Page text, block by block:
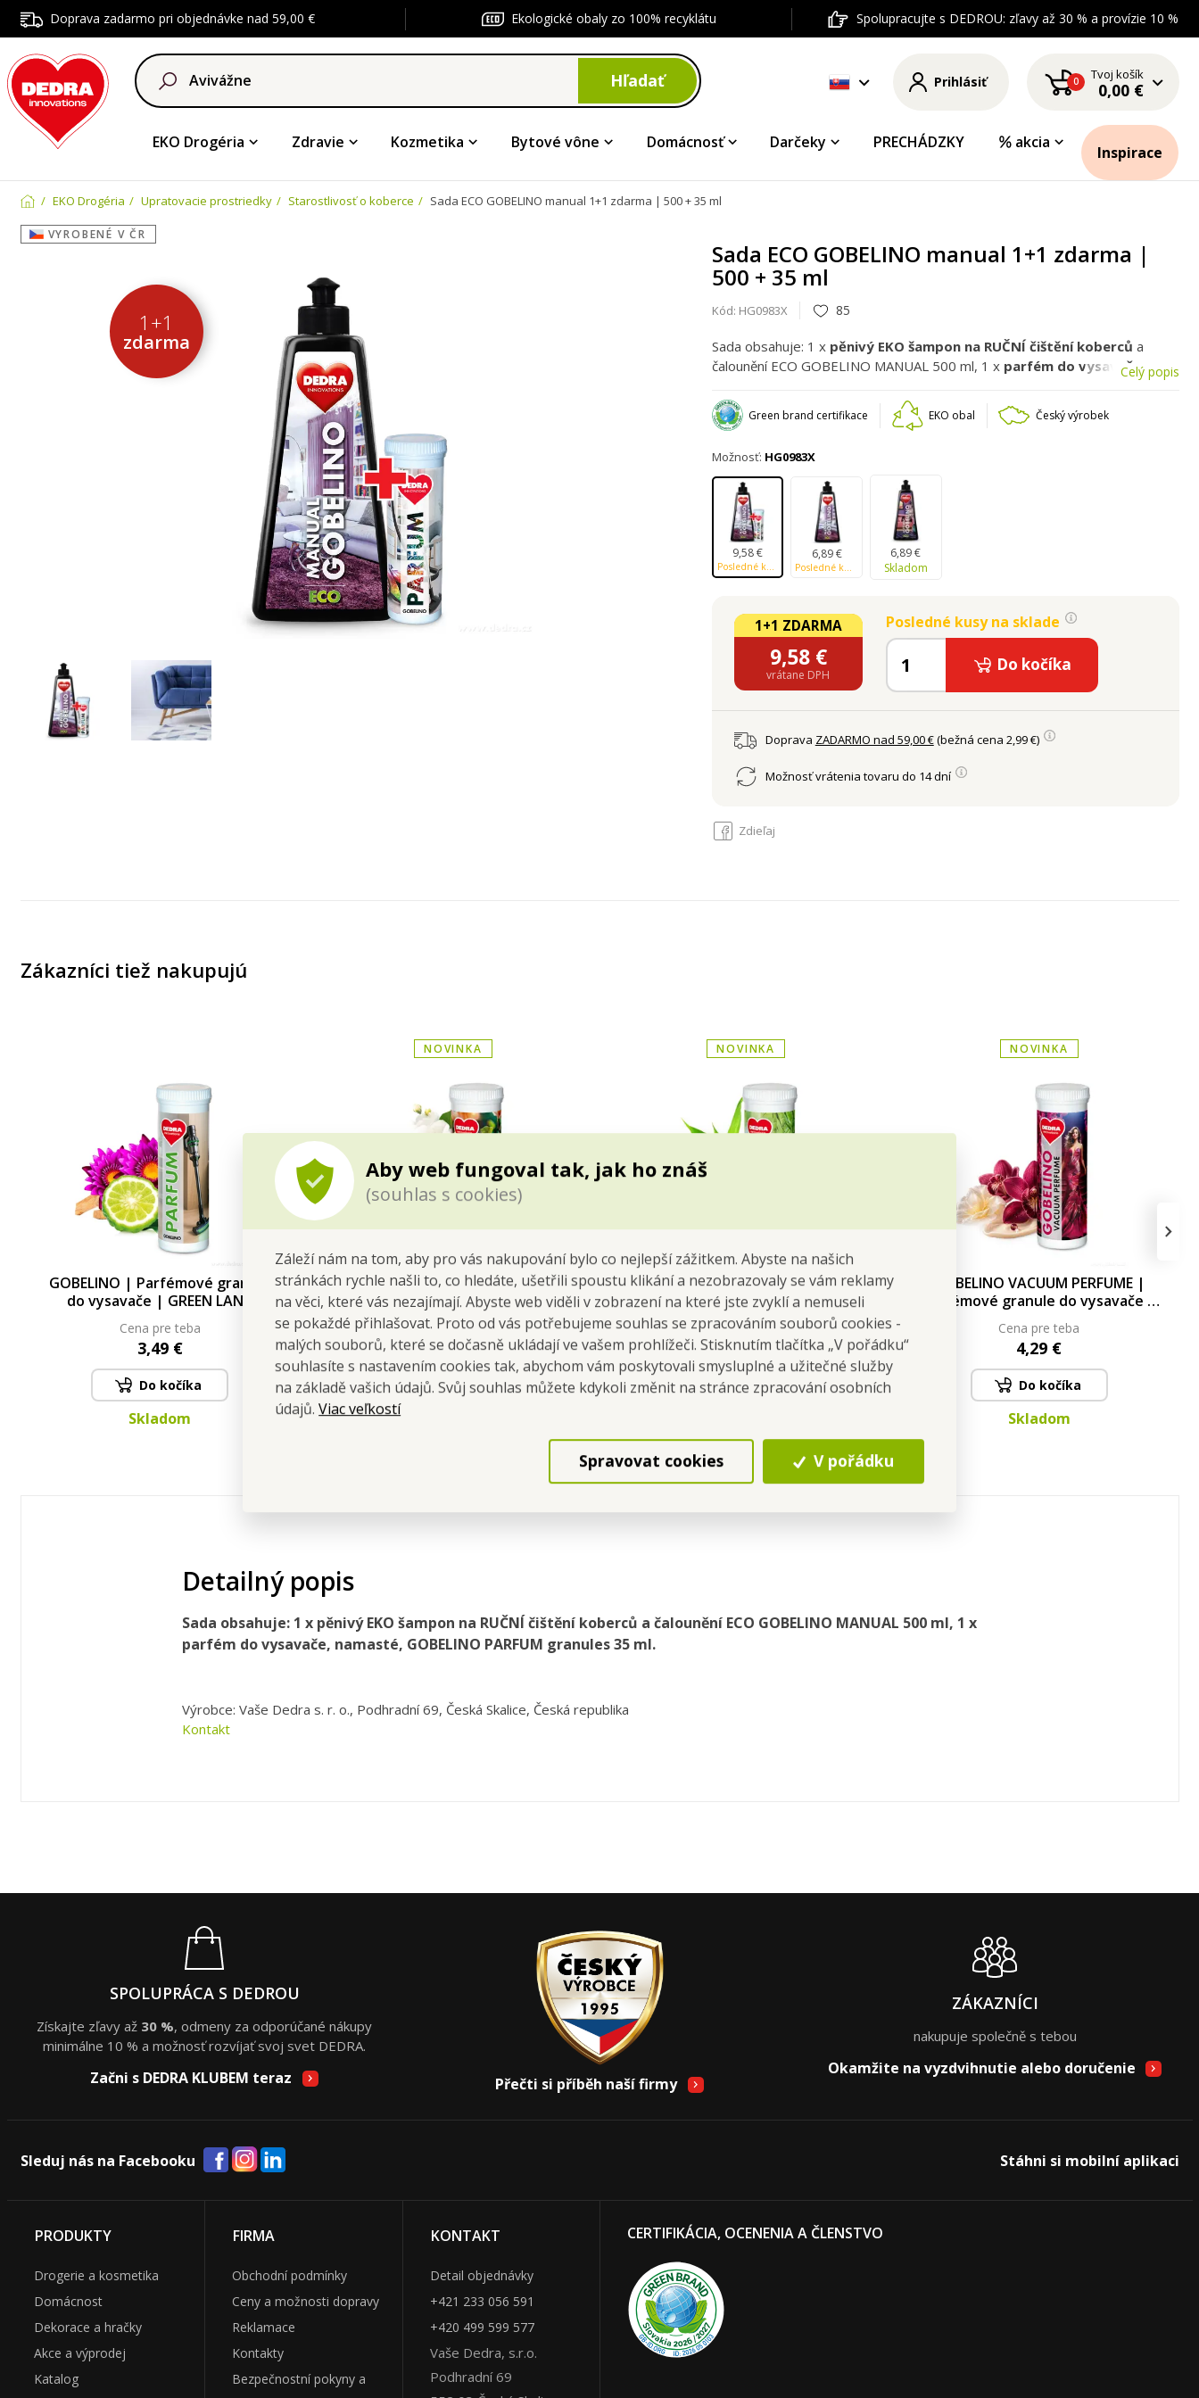
Doprava zadarmo pri objednávke nad 59,00 € Ekologické obaly zo 100% recyklátu Spolupracujte s DEDROU: zľavy až 30 % a provízie 10 %
Hľadať Prihlásiť 0 Tvoj košík
0,00 €
EKO Drogéria Zdravie Kozmetika Bytové vône Domácnosť Darčeky PRECHÁDZKY akcia
Inspirace
Aby web fungoval tak, jak ho znáš
(souhlas s cookies)
Záleží nám na tom, aby pro vás nakupování bylo co nejlepší zážitkem. Abyste na našich
stránkách rychle našli to, co hledáte, ušetřili spoustu klikání a nezobrazovaly se vám reklamy
na věci, které vás nezajímají. Abyste web viděli v zobrazení na které jste zvyklí a nemuseli
se pokaždé přihlašovat. Proto od vás potřebujeme souhlas se zpracováním souborů cookies -
malých souborů, které se dočasně ukládají ve vašem prohlížeči. Stisknutím tlačítka „V pořádku“
souhlasíte s nastavením cookies tak, abychom vám poskytovali smysluplné a užitečné služby
na základě vašich údajů. Svůj souhlas můžete kdykoli změnit na stránce zpracování osobních
údajů.Viac veľkostí
Spravovat cookies V pořádku
EKO Drogéria Upratovacie prostriedky Starostlivosť o koberce Sada ECO GOBELINO manual 1+1 zdarma | 500 + 35 ml
VYROBENÉ V ČR
1+1
zdarma
Sada ECO GOBELINO manual 1+1 zdarma |
500 + 35 ml
Kód: HG0983X 85
Sada obsahuje: 1 x pěnivý EKO šampon na RUČNÍ čištění koberců a
čalounění ECO GOBELINO MANUAL 500 ml, 1 x parfém do vysavače,
Celý popis
Green brand certifikace EKO obal Český výrobek
Možnosť: HG0983X
9,58 €
Posledné kusy na sklade
6,89 €
Posledné kusy na sklade
6,89 €
Skladom
1+1 ZDARMA
9,58 €
vrátane DPH
Posledné kusy na sklade
Do kočíka
Doprava ZADARMO nad 59,00 €(bežná cena 2,99 €)
Možnosť vrátenia tovaru do 14 dní
Zdieľaj
Zákazníci tiež nakupujú
GOBELINO | Parfémové granule
do vysavače | GREEN LAND
Cena pre teba
3,49 €
Do kočíka
Skladom
NOVINKA
GOBELINO VACUUM PERFUME |
Parfémové granule do vysavače |
AMBROSIA | 35 ml
Cena pre teba
4,29 €
Do kočíka
NOVINKA
GOBELINO VACUUM PERFUME |
Parfémové granule do vysavače |
ZAZEN | 35 ml
Cena pre teba
4,29 €
Do kočíka
NOVINKA
GOBELINO VACUUM PERFUME |
Parfémové granule do vysavače |
LILA FASHION | 35 ml
Cena pre teba
4,29 €
Do kočíka
Skladom
›
Detailný popis
Sada obsahuje: 1 x pěnivý EKO šampon na RUČNÍ čištění koberců a čalounění ECO GOBELINO MANUAL 500 ml, 1 x
parfém do vysavače, namasté, GOBELINO PARFUM granules 35 ml.
Výrobce: Vaše Dedra s. r. o., Podhradní 69, Česká Skalice, Česká republika
Kontakt
SPOLUPRÁCA S DEDROU
Získajte zľavy až 30 %, odmeny za odporúčané nákupy
minimálne 10 % a možnosť rozvíjať svoj svet DEDRA.
Začni s DEDRA KLUBEM teraz Přečti si příběh naší firmy
ZÁKAZNÍCI
nakupuje společně s tebou
Okamžite na vyzdvihnutie alebo doručenie
Sleduj nás na Facebooku Stáhni si mobilní aplikaci
PRODUKTY
Drogerie a kosmetika
Domácnost
Dekorace a hračky
Akce a výprodej
Katalog
FIRMA
Obchodní podmínky
Ceny a možnosti dopravy
Reklamace
Kontakty
Bezpečnostní pokyny a
KONTAKT
Detail objednávky
+421 233 056 591
+420 499 599 577
Vaše Dedra, s.r.o.
Podhradní 69
CERTIFIKÁCIA, OCENENIA A ČLENSTVO